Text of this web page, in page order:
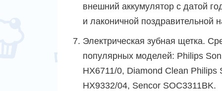
внешний аккумулятор с датой
и лаконичной поздравительной
Электрическая зубная щетка.
популярных моделей: Philips
HX6711/0, Diamond Clean Philips
HX9332/04, Sencor SOC3311BK.